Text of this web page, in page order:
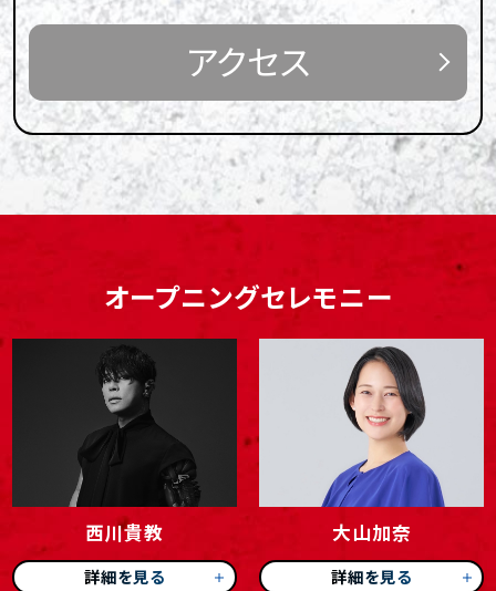
アクセス
オープニングセレモニー
西川貴教
詳細を見る
大山加奈
詳細を見る